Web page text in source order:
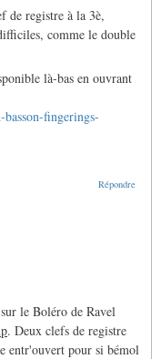
de registre à la 3è,
comme le double
là-bas en ouvrant
fingerings-
Répondre
le Boléro de Ravel
. Deux clefs de registre
entr'ouvert pour si bémol